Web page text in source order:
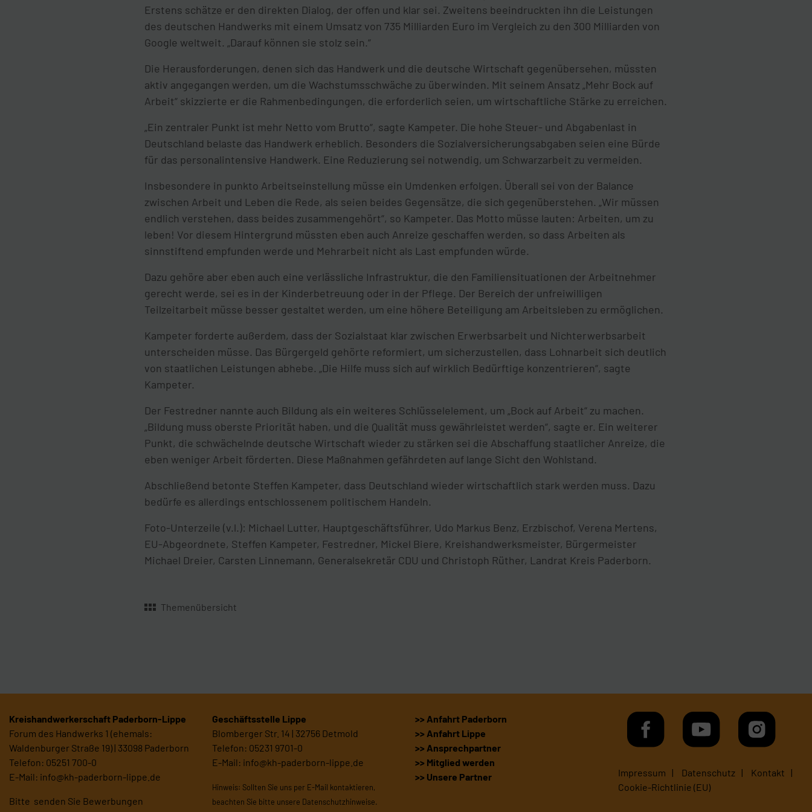
Erstens schätze er den direkten Dialog, der offen und klar sei. Zweitens beeindruckten ihn die Leistungen
des deutschen Handwerks mit einem Umsatz von 735 Milliarden Euro im Vergleich zu den 300 Milliarden von
Google weltweit. „Darauf können sie stolz sein.“
Die Herausforderungen, denen sich das Handwerk und die deutsche Wirtschaft gegenübersehen, müssten
aktiv angegangen werden, um die Wachstumsschwäche zu überwinden. Mit seinem Ansatz „Mehr Bock auf
Arbeit“ skizzierte er die Rahmenbedingungen, die erforderlich seien, um wirtschaftliche Stärke zu erreichen.
„Ein zentraler Punkt ist mehr Netto vom Brutto“, sagte Kampeter. Die hohe Steuer- und Abgabenlast in
Deutschland belaste das Handwerk erheblich. Besonders die Sozialversicherungsabgaben seien eine Bürde
für das personalintensive Handwerk. Eine Reduzierung sei notwendig, um Schwarzarbeit zu vermeiden.
Insbesondere in punkto Arbeitseinstellung müsse ein Umdenken erfolgen. Überall sei von der Balance
zwischen Arbeit und Leben die Rede, als seien beides Gegensätze, die sich gegenüberstehen. „Wir müssen
endlich verstehen, dass beides zusammengehört“, so Kampeter. Das Motto müsse lauten: Arbeiten, um zu
leben! Vor diesem Hintergrund müssten eben auch Anreize geschaffen werden, so dass Arbeiten als
sinnstiftend empfunden werde und Mehrarbeit nicht als Last empfunden würde.
Dazu gehöre aber eben auch eine verlässliche Infrastruktur, die den Familiensituationen der Arbeitnehmer
gerecht werde, sei es in der Kinderbetreuung oder in der Pflege. Der Bereich der unfreiwilligen
Teilzeitarbeit müsse besser gestaltet werden, um eine höhere Beteiligung am Arbeitsleben zu ermöglichen.
Kampeter forderte außerdem, dass der Sozialstaat klar zwischen Erwerbsarbeit und Nichterwerbsarbeit
unterscheiden müsse. Das Bürgergeld gehörte reformiert, um sicherzustellen, dass Lohnarbeit sich deutlich
von staatlichen Leistungen abhebe. „Die Hilfe muss sich auf wirklich Bedürftige konzentrieren“, sagte
Kampeter.
Der Festredner nannte auch Bildung als ein weiteres Schlüsselelement, um „Bock auf Arbeit“ zu machen.
„Bildung muss oberste Priorität haben, und die Qualität muss gewährleistet werden“, sagte er. Ein weiterer
Punkt, die schwächelnde deutsche Wirtschaft wieder zu stärken sei die Abschaffung staatlicher Anreize, die
eben weniger Arbeit förderten. Diese Maßnahmen gefährdeten auf lange Sicht den Wohlstand.
Abschließend betonte Steffen Kampeter, dass Deutschland wieder wirtschaftlich stark werden muss. Dazu
bedürfe es allerdings entschlossenem politischem Handeln.
Foto-Unterzeile (v.l.): Michael Lutter, Hauptgeschäftsführer, Udo Markus Benz, Erzbischof, Verena Mertens,
EU-Abgeordnete, Steffen Kampeter, Festredner, Mickel Biere, Kreishandwerksmeister, Bürgermeister
Michael Dreier, Carsten Linnemann, Generalsekretär CDU und Christoph Rüther, Landrat Kreis Paderborn.
Themenübersicht
Kreishandwerkerschaft Paderborn-Lippe
Forum des Handwerks 1 (ehemals:
Waldenburger Straße 19) | 33098 Paderborn
Telefon: 05251 700-0
E-Mail: info@kh-paderborn-lippe.de
Bitte senden Sie Bewerbungen
Geschäftsstelle Lippe
Blomberger Str. 14 | 32756 Detmold
Telefon: 05231 9701-0
E-Mail: info@kh-paderborn-lippe.de
Hinweis: Sollten Sie uns per E-Mail kontaktieren,
beachten Sie bitte unsere Datenschutzhinweise.
>> Anfahrt Paderborn
>> Anfahrt Lippe
>> Ansprechpartner
>> Mitglied werden
>> Unsere Partner
Impressum Datenschutz
Kontakt
Cookie-Richtlinie (EU)